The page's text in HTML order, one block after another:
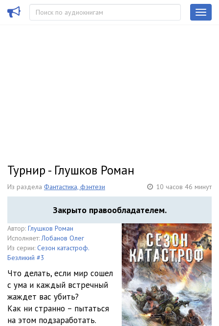
Турнир - Глушков Роман
Из раздела Фантастика, фэнтези 10 часов 46 минут
Закрыто правообладателем.
Автор: Глушков Роман
Исполняет: Лобанов Олег
Из серии: Сезон катастроф.
Безликий #3
Что делать, если мир сошел
с ума и каждый встречный
жаждет вас убить?
Как ни странно – пытаться
на этом подзаработать.